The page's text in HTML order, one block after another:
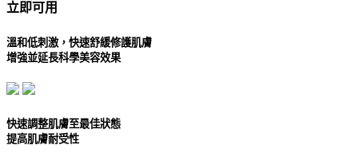
立即可用
溫和低刺激，快速舒緩修護肌膚
增強並延長科學美容效果
快速調整肌膚至最佳狀態
提高肌膚耐受性